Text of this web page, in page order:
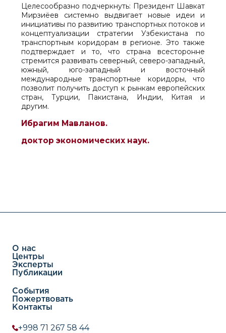
Целесообразно подчеркнуть: Президент Шавкат
Мирзиёев системно выдвигает новые идеи и
инициативы по развитию транспортных потоков и
концептуализации стратегии Узбекистана по
транспортным коридорам в регионе. Это также
подтверждает и то, что страна всесторонне
стремится развивать северный, северо-западный,
южный, юго-западный и восточный
международные транспортные коридоры, что
позволит получить доступ к рынкам европейских
стран, Турции, Пакистана, Индии, Китая и
другим.
Ибрагим Мавланов.
доктор экономических наук.
О нас
Центры
Эксперты
Публикации
События
Пожертвовать
Контакты
+998 71 267 58 44